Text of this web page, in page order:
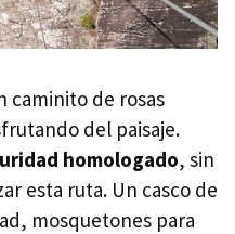
caminito de rosas
del paisaje.
homologado, sin
esta ruta. Un casco de
mosquetones para